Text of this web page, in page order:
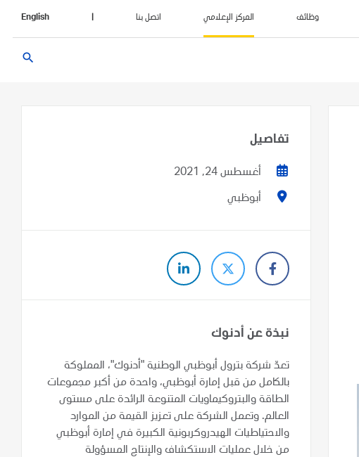
وظائف المركز الإعلامي اتصل بنا English
search
تفاصيل
أغسطس 24, 2021
أبوظبي
نبذة عن أدنوك
تعدّ شركة بترول أبوظبي الوطنية "أدنوك"، المملوكة
بالكامل من قبل إمارة أبوظبي، واحدة من أكبر مجموعات
الطاقة والبتروكيماويات المتنوعة الرائدة على مستوى
العالم. وتعمل الشركة على تعزيز القيمة من الموارد
والاحتياطيات الهيدروكربونية الكبيرة في إمارة أبوظبي
من خلال عمليات الاستكشاف والإنتاج المسؤولة